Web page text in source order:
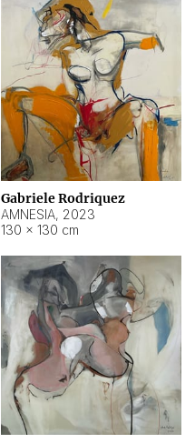
Gabriele Rodriquez
AMNESIA, 2023
130 × 130 cm